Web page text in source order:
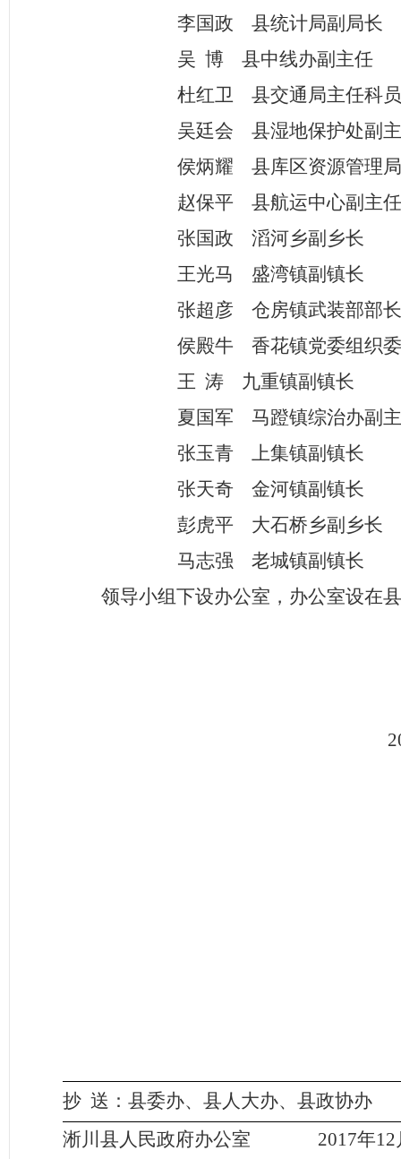
李国政
县统计局副局长
吴 博
县中线办副主任
杜红卫
县交通局主任科员
吴廷会
县湿地保护处副
侯炳耀
县库区资源管理
赵保平
县航运中心副主任
张国政
滔河乡副乡长
王光马
盛湾镇副镇长
张超彦
仓房镇武装部部长
侯殿牛
香花镇党委组织
王 涛
九重镇副镇长
夏国军
马蹬镇综治办副
张玉青
上集镇副镇长
张天奇
金河镇副镇长
彭虎平
大石桥乡副乡长
马志强
老城镇副镇长
领导小组下设办公室，办公室设在
抄 送：县委办、县人大办、县政协办
淅川县人民政府办公室
2017年12